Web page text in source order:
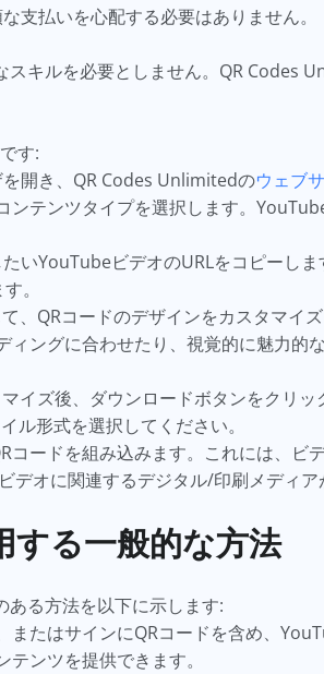
支払いを心配する必要はありません。
キルを必要としません。QR Codes
す:
開き、QR Codes Unlimitedのウェブ
ンテンツタイプを選択します。
いYouTubeビデオのURLをコピーし
。
、QRコードのデザインをカスタマイ
ングに合わせたり、視覚的に魅力的
マイズ後、ダウンロードボタンをクリ
ル形式を選択してください。
ードを組み込みます。これには、ビ
オに関連するデジタル/印刷メディア
する一般的な方法
ある方法を以下に示します:
またはサインにQRコードを含め、
ンツを提供できます。